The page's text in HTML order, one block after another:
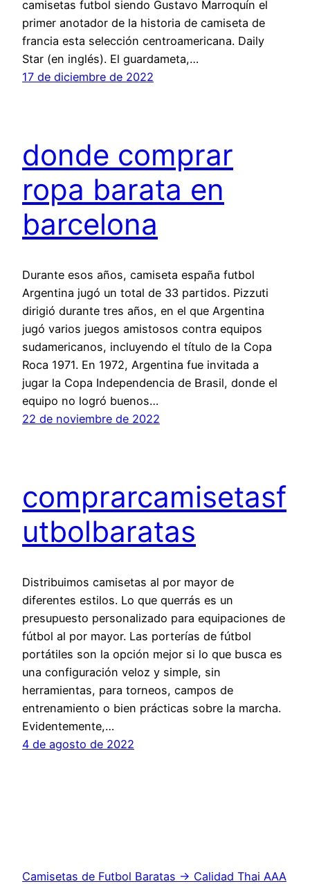
camisetas futbol siendo Gustavo Marroquín el
primer anotador de la historia de camiseta de
francia esta selección centroamericana. Daily
Star (en inglés). El guardameta,…
17 de diciembre de 2022
donde comprar
ropa barata en
barcelona
Durante esos años, camiseta españa futbol
Argentina jugó un total de 33 partidos. Pizzuti
dirigió durante tres años, en el que Argentina
jugó varios juegos amistosos contra equipos
sudamericanos, incluyendo el título de la Copa
Roca 1971. En 1972, Argentina fue invitada a
jugar la Copa Independencia de Brasil, donde el
equipo no logró buenos…
22 de noviembre de 2022
comprarcamisetasf
utbolbaratas
Distribuimos camisetas al por mayor de
diferentes estilos. Lo que querrás es un
presupuesto personalizado para equipaciones de
fútbol al por mayor. Las porterías de fútbol
portátiles son la opción mejor si lo que busca es
una configuración veloz y simple, sin
herramientas, para torneos, campos de
entrenamiento o bien prácticas sobre la marcha.
Evidentemente,…
4 de agosto de 2022
Camisetas de Futbol Baratas → Calidad Thai AAA